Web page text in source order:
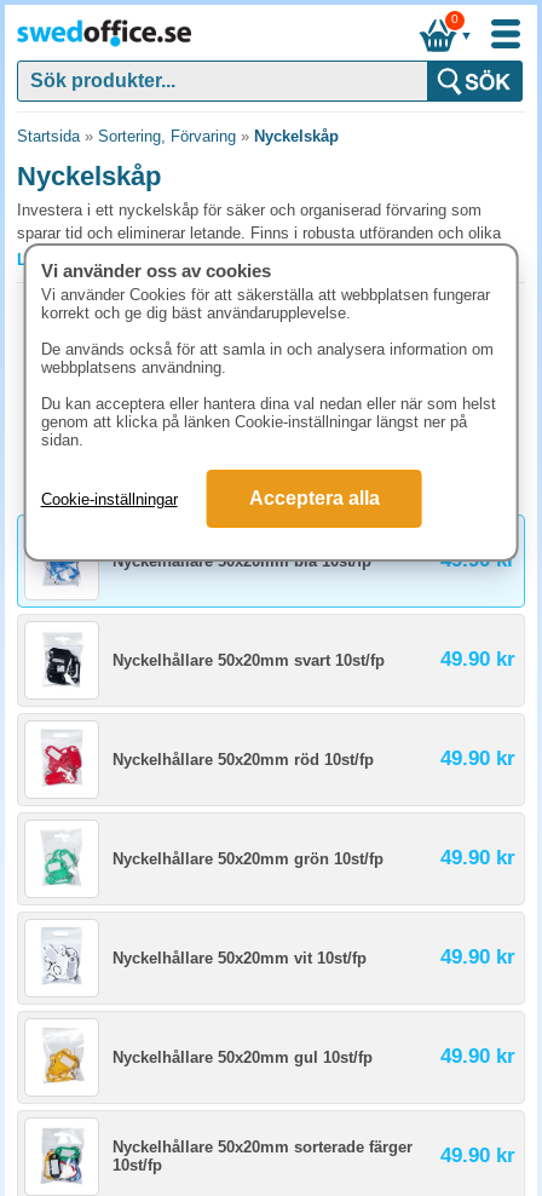
▼
0
Startsida» Sortering, Förvaring » Nyckelskåp
Nyckelskåp
Investera i ett nyckelskåp för säker och organiserad förvaring som
sparar tid och eliminerar letande. Finns i robusta utföranden och olika
storlekar, vilket gör det till ett smart val för både hem och företag. Säkra
låsalternativ ger kontrollerad åtkomst och enkel delning av ansvar för
ökad trygghet och effektivitet.
Vanliga frågor och svar om nyckelskåp
Räkna med 1,5-2 platser per faktisk nyckel, det ger plats för uthyrda
nycklar och nya tillkomna. Välj kodlås för dagligt bruk där flera personer
behöver tillgång, eller nyckellås för skåp som bara öppnas av enstaka
personer.
Mekaniskt nyckellås är pålitligt och kräver ingen ström. Elektroniskt
kodlås tillåter flera användarkoder och loggar åtkomst, bra om flera
personer behöver gemensam tillgång. Kontrollera att nödöppning finns
vid strömavbrott.
Läs mer »
Nyckelhållare 50x20mm blå 10st/fp
49.90 kr (inkl. moms)
Nyckelhållare 50x20mm blå 10st/fp 49.90 kr
Nyckelhållare 50x20mm svart 10st/fp 49.90 kr
Nyckelhållare 50x20mm röd 10st/fp 49.90 kr
Nyckelhållare 50x20mm grön 10st/fp 49.90 kr
Nyckelhållare 50x20mm vit 10st/fp 49.90 kr
Nyckelhållare 50x20mm gul 10st/fp 49.90 kr
Nyckelhållare 50x20mm sorterade färger
10st/fp
49.90 kr
Vi använder oss av cookies
Vi använder Cookies för att säkerställa att webbplatsen fungerar
korrekt och ge dig bäst användarupplevelse.
De används också för att samla in och analysera information om
webbplatsens användning.
Du kan acceptera eller hantera dina val nedan eller när som helst
genom att klicka på länken Cookie-inställningar längst ner på
sidan.
Cookie-inställningar Acceptera alla